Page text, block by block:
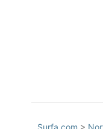
Surfa.com >